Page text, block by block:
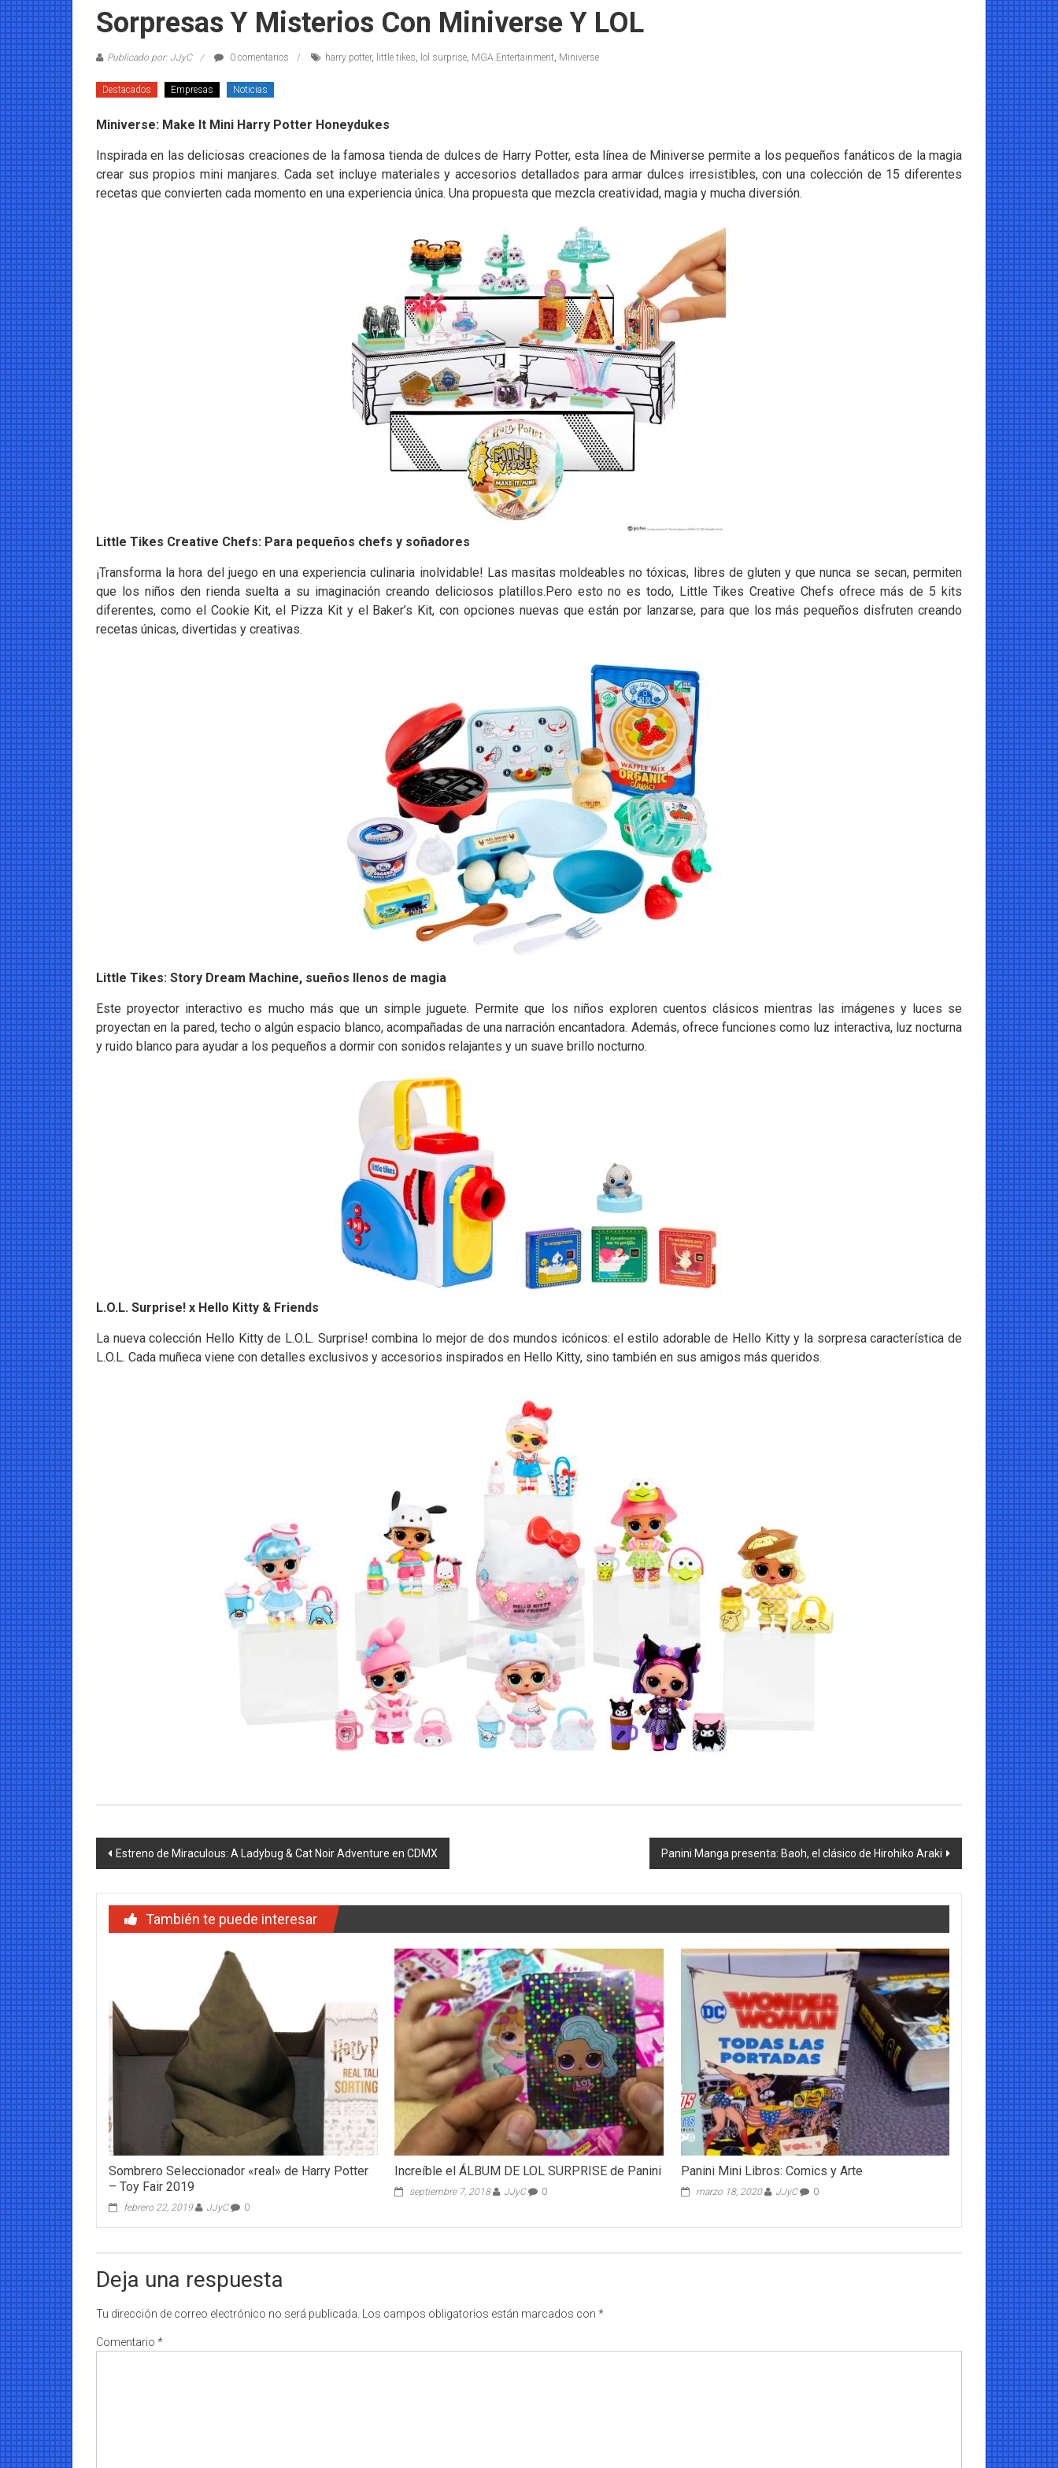
Coleccionables
y
entretenimiento
coleccionistas.
Sorpresas Y Misterios Con Miniverse Y LOL
Publicado por: JJyC 0 comentarios harry potter, little tikes, lol surprise, MGA Entertainment, Miniverse
Destacados Empresas Noticias
Miniverse: Make It Mini Harry Potter Honeydukes
Inspirada en las deliciosas creaciones de la famosa tienda de dulces de Harry Potter, esta línea de Miniverse permite a los pequeños fanáticos de la magia
crear sus propios mini manjares. Cada set incluye materiales y accesorios detallados para armar dulces irresistibles, con una colección de 15 diferentes
recetas que convierten cada momento en una experiencia única. Una propuesta que mezcla creatividad, magia y mucha diversión.
Little Tikes Creative Chefs: Para pequeños chefs y soñadores
¡Transforma la hora del juego en una experiencia culinaria inolvidable! Las masitas moldeables no tóxicas, libres de gluten y que nunca se secan, permiten
que los niños den rienda suelta a su imaginación creando deliciosos platillos.Pero esto no es todo, Little Tikes Creative Chefs ofrece más de 5 kits
diferentes, como el Cookie Kit, el Pizza Kit y el Baker’s Kit, con opciones nuevas que están por lanzarse, para que los más pequeños disfruten creando
recetas únicas, divertidas y creativas.
Little Tikes: Story Dream Machine, sueños llenos de magia
Este proyector interactivo es mucho más que un simple juguete. Permite que los niños exploren cuentos clásicos mientras las imágenes y luces se
proyectan en la pared, techo o algún espacio blanco, acompañadas de una narración encantadora. Además, ofrece funciones como luz interactiva, luz nocturna
y ruido blanco para ayudar a los pequeños a dormir con sonidos relajantes y un suave brillo nocturno.
L.O.L. Surprise! x Hello Kitty & Friends
La nueva colección Hello Kitty de L.O.L. Surprise! combina lo mejor de dos mundos icónicos: el estilo adorable de Hello Kitty y la sorpresa característica de
L.O.L. Cada muñeca viene con detalles exclusivos y accesorios inspirados en Hello Kitty, sino también en sus amigos más queridos.
Navegación
entradas
Estreno de Miraculous: A Ladybug & Cat Noir Adventure en CDMX Panini Manga presenta: Baoh, el clásico de Hirohiko Araki
También te puede interesar
Sombrero Seleccionador «real» de Harry Potter
– Toy Fair 2019
febrero 22, 2019 JJyC 0
Increíble el ÁLBUM DE LOL SURPRISE de Panini
septiembre 7, 2018 JJyC 0
Panini Mini Libros: Comics y Arte
marzo 18, 2020 JJyC 0
Deja una respuesta
Tu dirección de correo electrónico no será publicada. Los campos obligatorios están marcados con *
Comentario *